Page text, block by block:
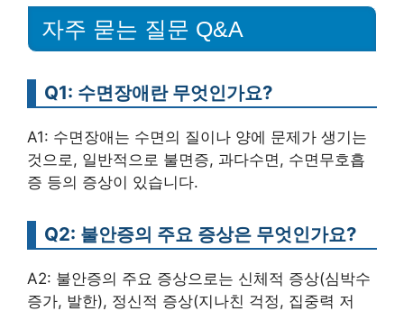
자주 묻는 질문 Q&A
Q1: 수면장애란 무엇인가요?
A1: 수면장애는 수면의 질이나 양에 문제가 생기는
것으로, 일반적으로 불면증, 과다수면, 수면무호흡
증 등의 증상이 있습니다.
Q2: 불안증의 주요 증상은 무엇인가요?
A2: 불안증의 주요 증상으로는 신체적 증상(심박수
증가, 발한), 정신적 증상(지나친 걱정, 집중력 저